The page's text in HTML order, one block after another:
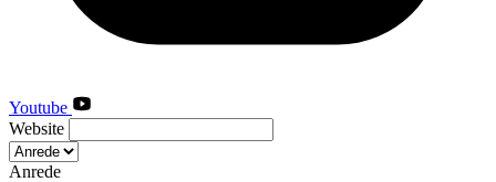
Youtube
Website
Anrede